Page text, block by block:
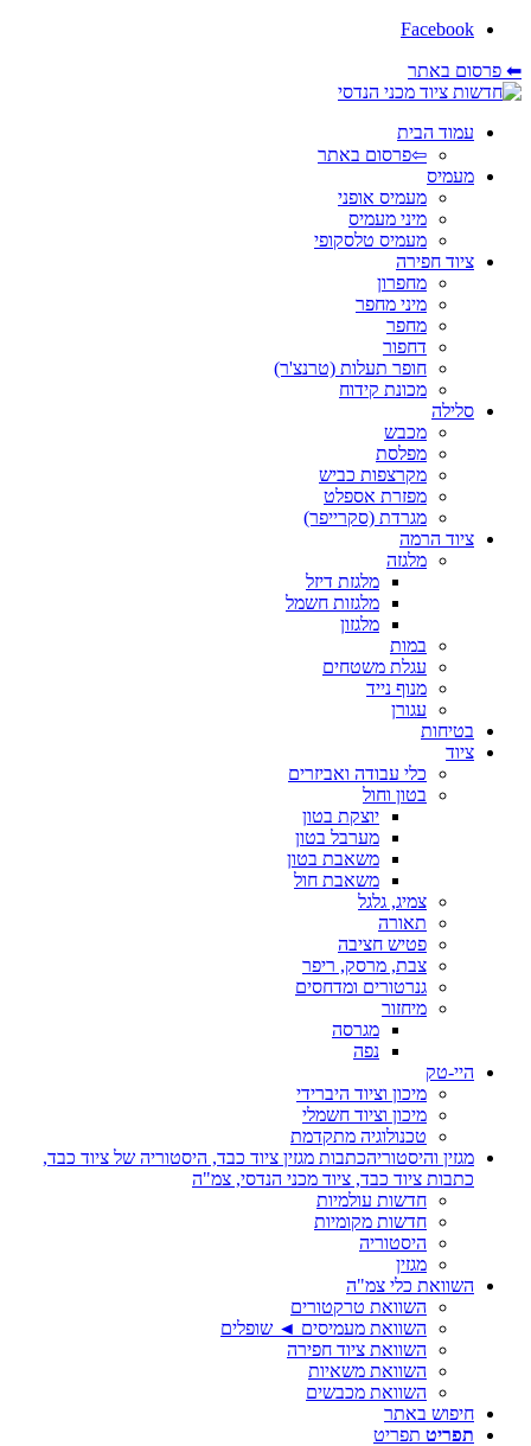
Facebook
⬅ פרסום באתר
עמוד הבית
⇦פרסום באתר
מעמיס
מעמיס אופני
מיני מעמיס
מעמיס טלסקופי
ציוד חפירה
מחפרון
מיני מחפר
מחפר
דחפור
חופר תעלות (טרנצ'ר)
מכונת קידוח
סלילה
מכבש
מפלסת
מקרצפות כביש
מפזרת אספלט
מגרדת (סקרייפר)
ציוד הרמה
מלגזה
מלגזת דיזל
מלגזות חשמל
מלגזון
במות
עגלת משטחים
מנוף נייד
עגורן
בטיחות
ציוד
כלי עבודה ואביזרים
בטון וחול
יוצקת בטון
מערבל בטון
משאבת בטון
משאבת חול
צמיג, גלגל
תאורה
פטיש חציבה
צבת, מרסק, ריפר
גנרטורים ומדחסים
מיחזור
מגרסה
נפה
היי-טק
מיכון וציוד היברידי
מיכון וציוד חשמלי
טכנולוגיה מתקדמת
מגזין והיסטוריהכתבות מגזין ציוד כבד, היסטוריה של ציוד כבד,
כתבות ציוד כבד, ציוד מכני הנדסי, צמ"ה
חדשות עולמיות
חדשות מקומיות
היסטוריה
מגזין
השוואת כלי צמ"ה
השוואת טרקטורים
השוואת מעמיסים ◄ שופלים
השוואת ציוד חפירה
השוואת משאיות
השוואת מכבשים
חיפוש באתר
תפריט תפריט